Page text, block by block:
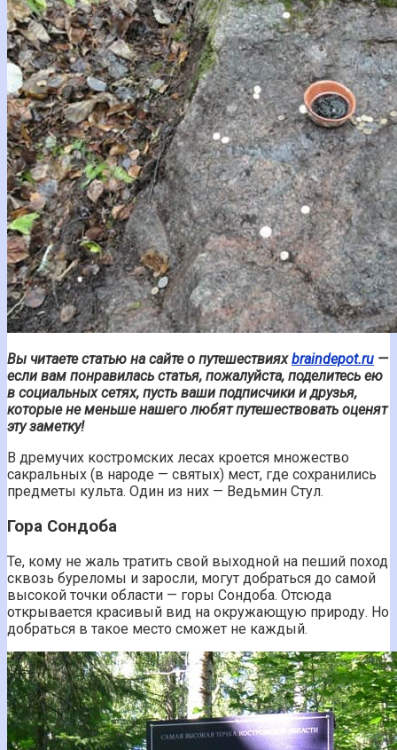
Вы читаете статью на сайте о путешествияхbraindepot.ru —
если вам понравилась статья, пожалуйста, поделитесь ею
в социальных сетях, пусть ваши подписчики и друзья,
которые не меньше нашего любят путешествовать оценят
эту заметку!
В дремучих костромских лесах кроется множество
сакральных (в народе — святых) мест, где сохранились
предметы культа. Один из них — Ведьмин Стул.
Гора Сондоба
Те, кому не жаль тратить свой выходной на пеший поход
сквозь буреломы и заросли, могут добраться до самой
высокой точки области — горы Сондоба. Отсюда
открывается красивый вид на окружающую природу. Но
добраться в такое место сможет не каждый.